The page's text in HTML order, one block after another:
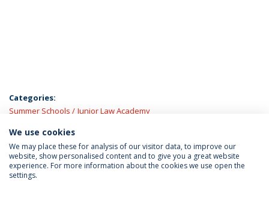
Categories:
Summer Schools
Junior Law Academy
LATEST NEWS
Privacy Policy
We use cookies
We may place these for analysis of our visitor data, to improve our
website, show personalised content and to give you a great website
experience. For more information about the cookies we use open the
settings.